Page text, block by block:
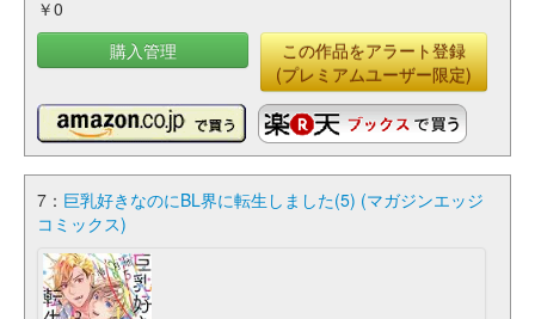
￥0
購入管理
この作品をアラート登録
(プレミアムユーザー限定)
7： 巨乳好きなのにBL界に転生しました(5) (マガジンエッジ
コミックス)